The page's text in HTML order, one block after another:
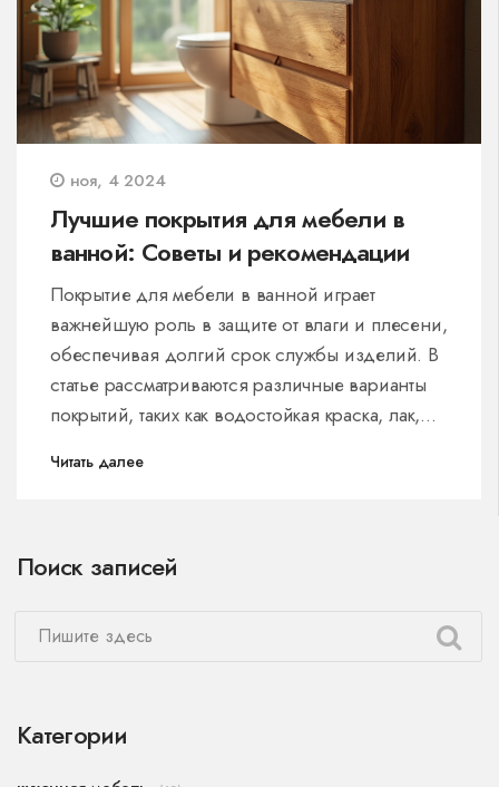
ноя, 4 2024
Лучшие покрытия для мебели в
ванной: Советы и рекомендации
Покрытие для мебели в ванной играет
важнейшую роль в защите от влаги и плесени,
обеспечивая долгий срок службы изделий. В
статье рассматриваются различные варианты
покрытий, таких как водостойкая краска, лак,
внимание уделяется их преимуществам и
зависимости от условий эксплуатации.
Читать далее
Поиск записей
Категории